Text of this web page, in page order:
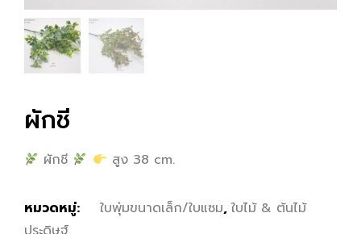
ผักชี
ผักชี สูง 38 cm.
หมวดหมู่: ใบพุ่มขนาดเล็ก/ใบแซม, ใบไม้ & ต้นไม้